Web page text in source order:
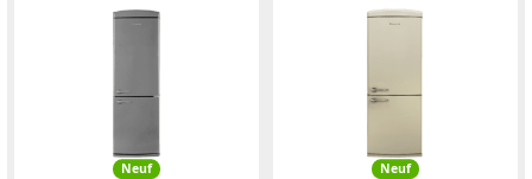
Neuf Neuf